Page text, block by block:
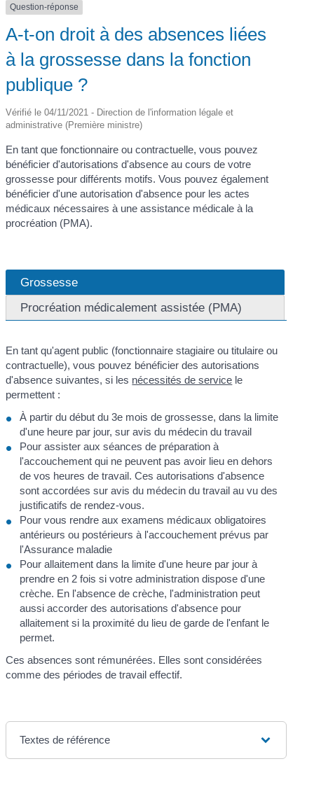
Question-réponse
A-t-on droit à des absences liées
à la grossesse dans la fonction
publique ?
Vérifié le 04/11/2021 - Direction de l'information légale et
administrative (Première ministre)
En tant que fonctionnaire ou contractuelle, vous pouvez
bénéficier d'autorisations d'absence au cours de votre
grossesse pour différents motifs. Vous pouvez également
bénéficier d'une autorisation d'absence pour les actes
médicaux nécessaires à une assistance médicale à la
procréation (PMA).
Grossesse
Procréation médicalement assistée (PMA)
En tant qu'agent public (fonctionnaire stagiaire ou titulaire ou
contractuelle), vous pouvez bénéficier des autorisations
d'absence suivantes, si les nécessités de service le
permettent :
À partir du début du 3e mois de grossesse, dans la limite
d'une heure par jour, sur avis du médecin du travail
Pour assister aux séances de préparation à
l'accouchement qui ne peuvent pas avoir lieu en dehors
de vos heures de travail. Ces autorisations d'absence
sont accordées sur avis du médecin du travail au vu des
justificatifs de rendez-vous.
Pour vous rendre aux examens médicaux obligatoires
antérieurs ou postérieurs à l'accouchement prévus par
l'Assurance maladie
Pour allaitement dans la limite d'une heure par jour à
prendre en 2 fois si votre administration dispose d'une
crèche. En l'absence de crèche, l'administration peut
aussi accorder des autorisations d'absence pour
allaitement si la proximité du lieu de garde de l'enfant le
permet.
Ces absences sont rémunérées. Elles sont considérées
comme des périodes de travail effectif.
Textes de référence